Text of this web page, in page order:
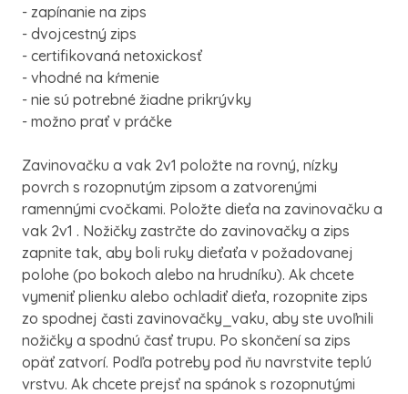
- zapínanie na zips
- dvojcestný zips
- certifikovaná netoxickosť
- vhodné na kŕmenie
- nie sú potrebné žiadne prikrývky
- možno prať v práčke
Zavinovačku a vak 2v1 položte na rovný, nízky
povrch s rozopnutým zipsom a zatvorenými
ramennými cvočkami. Položte dieťa na zavinovačku a
vak 2v1 . Nožičky zastrčte do zavinovačky a zips
zapnite tak, aby boli ruky dieťaťa v požadovanej
polohe (po bokoch alebo na hrudníku). Ak chcete
vymeniť plienku alebo ochladiť dieťa, rozopnite zips
zo spodnej časti zavinovačky_vaku, aby ste uvoľnili
nožičky a spodnú časť trupu. Po skončení sa zips
opäť zatvorí. Podľa potreby pod ňu navrstvite teplú
vrstvu. Ak chcete prejsť na spánok s rozopnutými